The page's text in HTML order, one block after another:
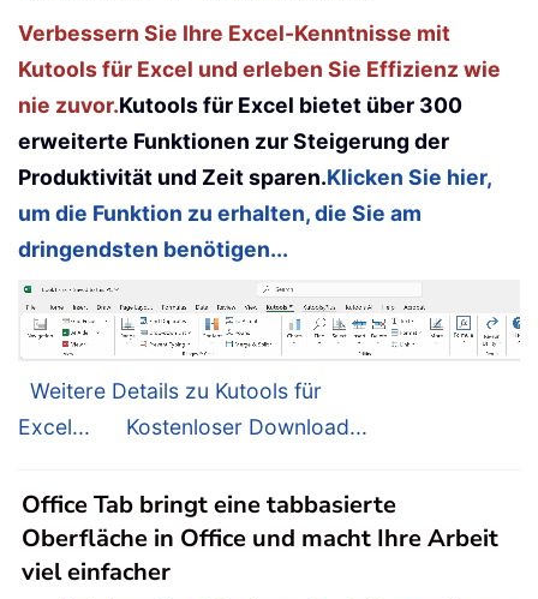
Verbessern Sie Ihre Excel-Kenntnisse mit
Kutools für Excel und erleben Sie Effizienz wie
nie zuvor.Kutools für Excel bietet über 300
erweiterte Funktionen zur Steigerung der
Produktivität und Zeit sparen.Klicken Sie hier,
um die Funktion zu erhalten, die Sie am
dringendsten benötigen...
Weitere Details zu Kutools für
Excel...
Kostenloser Download...
Office Tab bringt eine tabbasierte
Oberfläche in Office und macht Ihre Arbeit
viel einfacher